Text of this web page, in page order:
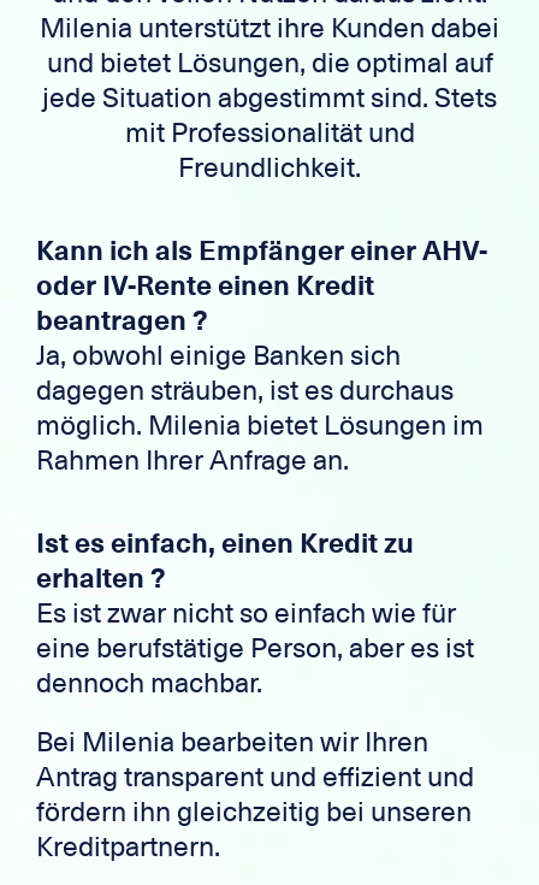
Milenia unterstützt ihre Kunden dabei
und bietet Lösungen, die optimal auf
jede Situation abgestimmt sind. Stets
mit Professionalität und
Freundlichkeit.
Kann ich als Empfänger einer AHV-
oder IV-Rente einen Kredit
beantragen ?
Ja, obwohl einige Banken sich
dagegen sträuben, ist es durchaus
möglich. Milenia bietet Lösungen im
Rahmen Ihrer Anfrage an.
Ist es einfach, einen Kredit zu
erhalten ?
Es ist zwar nicht so einfach wie für
eine berufstätige Person, aber es ist
dennoch machbar.
Bei Milenia bearbeiten wir Ihren
Antrag transparent und effizient und
fördern ihn gleichzeitig bei unseren
Kreditpartnern.